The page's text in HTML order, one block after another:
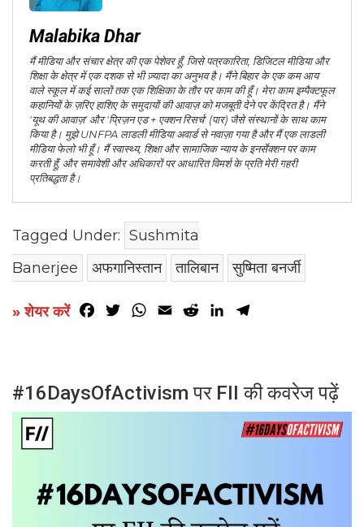
Malabika Dhar
मैं मीडिया और संचार क्षेत्र की एक पेशेवर हूँ, जिसे पत्रकारिता, डिजिटल मीडिया और
शिक्षा के क्षेत्र में एक दशक से भी ज़्यादा का अनुभव है। मैंने बिहार के एक कम आय
वाले स्कूल में कई सालों तक एक शिक्षिका के तौर पर काम की हूँ। मेरा काम इम्पैक्टफूल
कहानियों के ज़रिए हाशिए के समुदायों की आवाज़ को मजबूती देने पर केंद्रित है। मैंने
'यूथ की आवाज़' और 'प्रिज़न एड + एक्शन रिसर्च' (पार) जैसे संस्थानों के साथ काम
किया है। मुझे UNFPA लाडली मीडिया अवार्ड से नवाज़ा गया है और मैं एक लाडली
मीडिया फेलो भी हूँ। मैं स्वास्थ्य, शिक्षा और सामाजिक न्याय के इनर्सेक्शन पर काम
करती हूँ, और समावेशी और अधिकारों पर आधारित विमर्श के प्रति मेरी गहरी
प्रतिबद्धता है।
Tagged Under: Sushmita
Banerjee
अफगानिस्तान तालिबान सुष्मिता बनर्जी
» शेयर करें Facebook
TwitterWhatsApp
Email RedditLinkedIn
#16DaysOfActivism पर FII की कवरेज पढ़ें